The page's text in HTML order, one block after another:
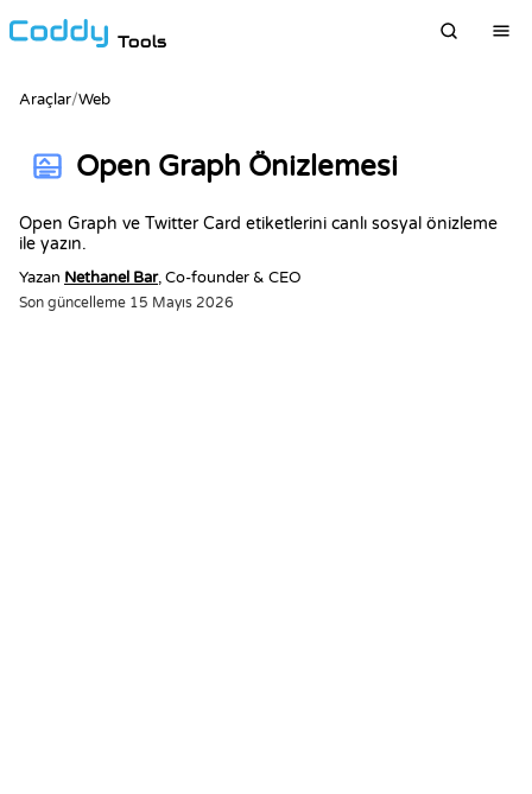
Tools
Araçlar/Web
Open Graph Önizlemesi
Open Graph ve Twitter Card etiketlerini canlı sosyal önizleme
ile yazın.
Yazan Nethanel Bar, Co-founder & CEO
Son güncelleme 15 Mayıs 2026